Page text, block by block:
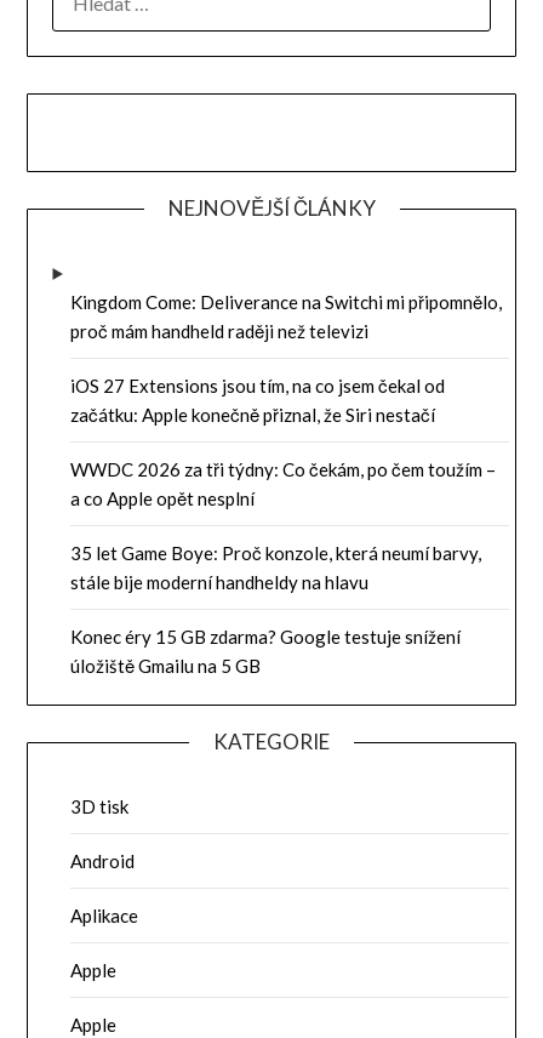
NEJNOVĚJŠÍ ČLÁNKY
Kingdom Come: Deliverance na Switchi mi připomnělo,
proč mám handheld raději než televizi
iOS 27 Extensions jsou tím, na co jsem čekal od
začátku: Apple konečně přiznal, že Siri nestačí
WWDC 2026 za tři týdny: Co čekám, po čem toužím –
a co Apple opět nesplní
35 let Game Boye: Proč konzole, která neumí barvy,
stále bije moderní handheldy na hlavu
Konec éry 15 GB zdarma? Google testuje snížení
úložiště Gmailu na 5 GB
KATEGORIE
3D tisk
Android
Aplikace
Apple
Apple